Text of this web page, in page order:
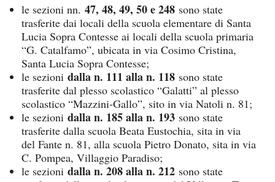
le sezioni nn. 47, 48, 49, 50 e 248 sono state
trasferite dai locali della scuola elementare di Santa
Lucia Sopra Contesse ai locali della scuola primaria
“G. Catalfamo”, ubicata in via Cosimo Cristina,
Santa Lucia Sopra Contesse;
le sezioni dalla n. 111 alla n. 118 sono state
trasferite dal plesso scolastico “Galatti” al plesso
scolastico “Mazzini-Gallo”, sito in via Natoli n. 81;
le sezioni dalla n. 185 alla n. 193 sono state
trasferite dalla scuola Beata Eustochia, sita in via
del Fante n. 81, alla scuola Pietro Donato, sita in via
C. Pompea, Villaggio Paradiso;
le sezioni dalla n. 208 alla n. 212 sono state